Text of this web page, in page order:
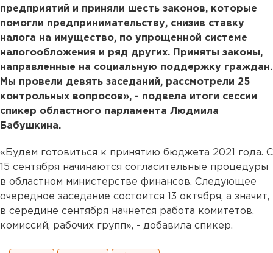
предприятий и приняли шесть законов, которые
помогли предпринимательству, снизив ставку
налога на имущество, по упрощенной системе
налогообложения и ряд других. Приняты законы,
направленные на социальную поддержку граждан.
Мы провели девять заседаний, рассмотрели 25
контрольных вопросов», - подвела итоги сессии
спикер областного парламента Людмила
Бабушкина.
«Будем готовиться к принятию бюджета 2021 года. С
15 сентября начинаются согласительные процедуры
в областном министерстве финансов. Следующее
очередное заседание состоится 13 октября, а значит,
в середине сентября начнется работа комитетов,
комиссий, рабочих групп», - добавила спикер.